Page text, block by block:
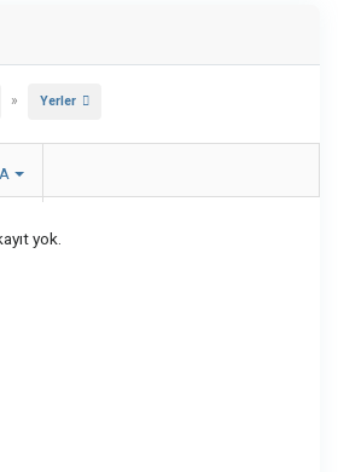
» Yerler
yok.